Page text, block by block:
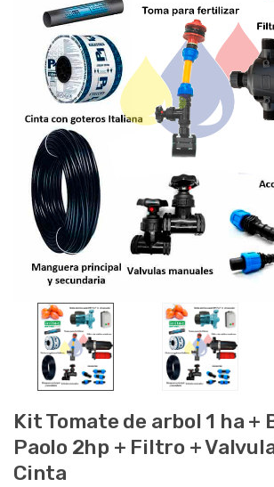
Kit Tomate de arbol 1 ha +
Paolo 2hp + Filtro +
Cinta